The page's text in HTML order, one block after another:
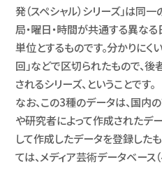
発（スペシャル）シリーズ」は同
局・曜日・時間が共通する異な
単位とするものです。分かりにく
回」などで区切られたもので、
されるシリーズ、ということです。
なお、この3種のデータは、国内
や研究者によって作成されたデ
して作成したデータを登録した
ては、メディア芸術データベース